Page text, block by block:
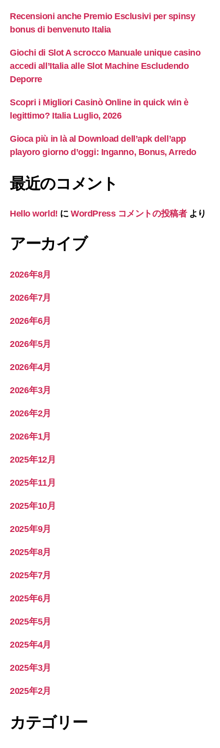
Recensioni anche Premio Esclusivi per spinsy
bonus di benvenuto Italia
Giochi di Slot A scrocco Manuale unique casino
accedi all’Italia alle Slot Machine Escludendo
Deporre
Scopri i Migliori Casinò Online in quick win è
legittimo? Italia Luglio, 2026
Gioca più in là al Download dell’apk dell’app
playoro giorno d’oggi: Inganno, Bonus, Arredo
最近のコメント
Hello world! にWordPress コメントの投稿者より
アーカイブ
2026年8月
2026年7月
2026年6月
2026年5月
2026年4月
2026年3月
2026年2月
2026年1月
2025年12月
2025年11月
2025年10月
2025年9月
2025年8月
2025年7月
2025年6月
2025年5月
2025年4月
2025年3月
2025年2月
カテゴリー